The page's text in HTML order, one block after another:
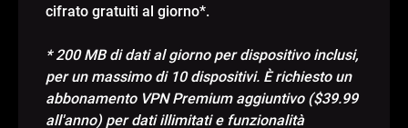
cifrato gratuiti al giorno*.
* 200 MB di dati al giorno per dispositivo inclusi,
per un massimo di 10 dispositivi. È richiesto un
abbonamento VPN Premium aggiuntivo ($39.99
all'anno) per dati illimitati e funzionalità